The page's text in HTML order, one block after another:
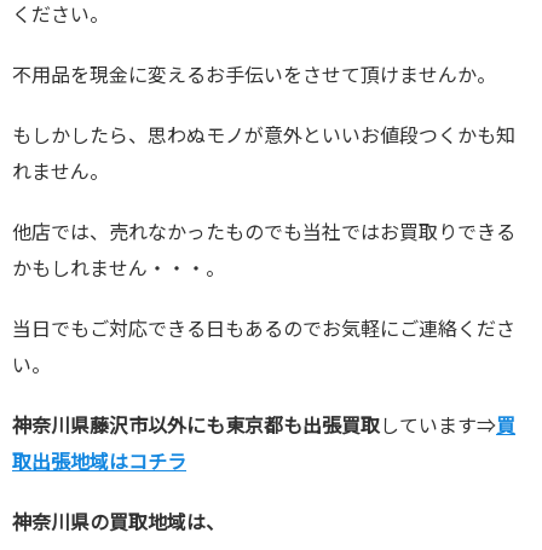
ください。
不用品を現金に変えるお手伝いをさせて頂けませんか。
もしかしたら、思わぬモノが意外といいお値段つくかも知
れません。
他店では、売れなかったものでも当社ではお買取りできる
かもしれません・・・。
当日でもご対応できる日もあるのでお気軽にご連絡くださ
い。
神奈川県藤沢市以外にも東京都も出張買取しています⇒買
取出張地域はコチラ
神奈川県の買取地域は、